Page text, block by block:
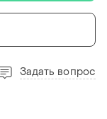
Задать вопрос